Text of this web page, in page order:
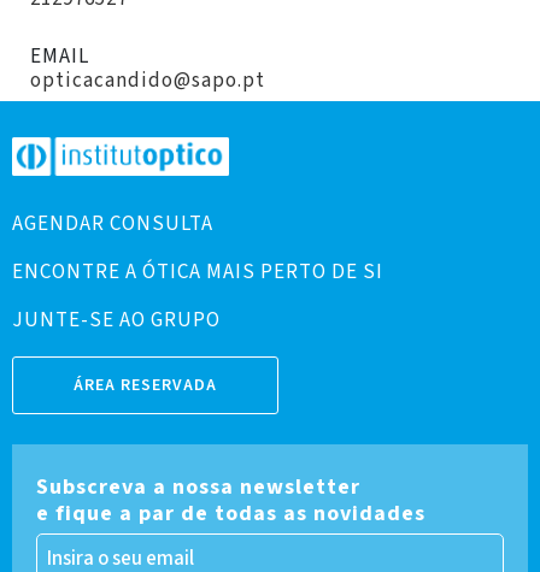
EMAIL
opticacandido@sapo.pt
AGENDAR CONSULTA
ENCONTRE A ÓTICA MAIS PERTO DE SI
JUNTE-SE AO GRUPO
ÁREA RESERVADA
Subscreva a nossa newsletter
e fique a par de todas as novidades